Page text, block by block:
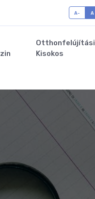
A- A
Otthonfelújítási
Kisokos